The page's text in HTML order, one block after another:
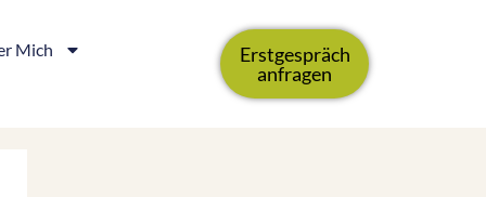
Mich
Erstgespräch
anfragen